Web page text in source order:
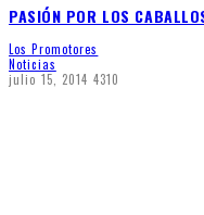
PASIÓN POR LOS
Los Promotores
Noticias
julio 15, 2014 4310